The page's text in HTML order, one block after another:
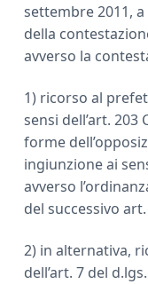
settembre 2011,
della
avverso la
1) ricorso al
sensi dell’art.
forme
ingiunzione ai
avverso
del successivo art.
2) in alternativa,
dell’art. 7 del